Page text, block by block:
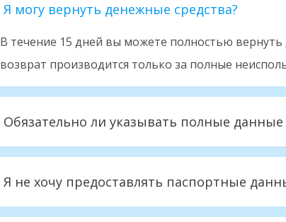
Я могу вернуть денежные средства?
В течение 15 дней вы можете полностью
возврат производится только за полные
Обязательно ли указывать полные данные
Я не хочу предоставлять паспортные